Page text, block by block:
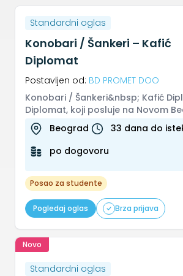
Standardni oglas
Konobari / Šankeri – Kafić
Diplomat
Postavljen od: BD PROMET DOO
Konobari / Šankeri&nbsp; Kafić
Diplomat, koji posluje na Novom
Pariske komune 57, širi...
Beograd
33 dana do
po dogovoru
Posao za studente
Pogledaj oglas Brza prijava
Novo
Standardni oglas